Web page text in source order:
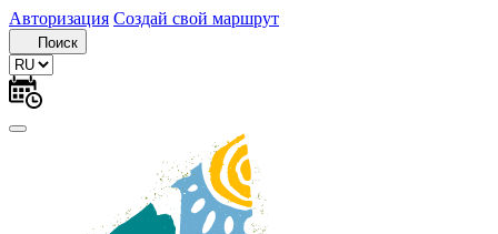
Авторизация Создай свой маршрут
Поиск